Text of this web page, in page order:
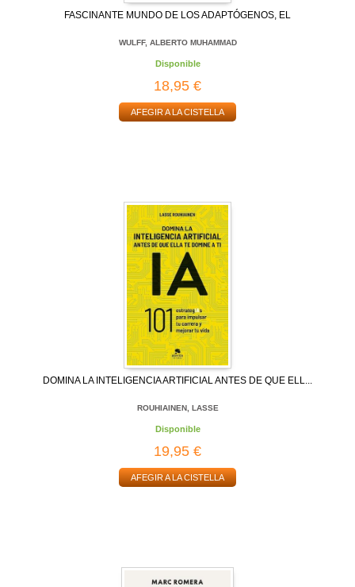
FASCINANTE MUNDO DE LOS ADAPTÓGENOS, EL
WULFF, ALBERTO MUHAMMAD
Disponible
18,95 €
AFEGIR A LA CISTELLA
DOMINA LA INTELIGENCIA ARTIFICIAL ANTES DE QUE ELL...
ROUHIAINEN, LASSE
Disponible
19,95 €
AFEGIR A LA CISTELLA